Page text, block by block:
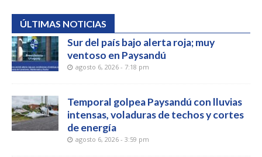
ÚLTIMAS NOTICIAS
Sur del país bajo alerta roja; muy
ventoso en Paysandú
agosto 6, 2026 - 7:18 pm
Temporal golpea Paysandú con lluvias
intensas, voladuras de techos y cortes
de energía
agosto 6, 2026 - 3:59 pm